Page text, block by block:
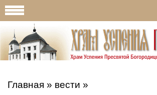
Главная » вести »